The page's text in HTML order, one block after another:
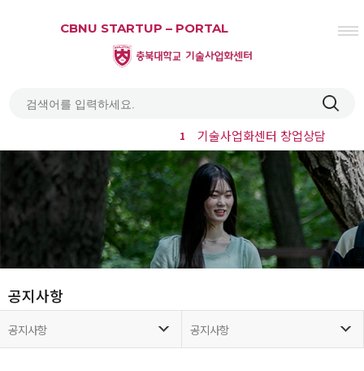
CBNU STARTUP – PORTAL
열기
열기
열기
1 기술사업화센터 창업상담
공지사항
공지사항 공지사항